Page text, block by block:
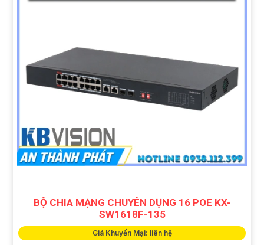
BỘ CHIA MẠNG CHUYÊN DỤNG 16 POE KX-
SW1618F-135
Giá Khuyến Mại: liên hệ